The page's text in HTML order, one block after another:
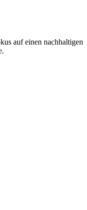
auf einen nachhaltigen